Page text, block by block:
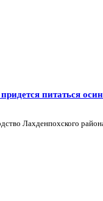
питаться
Лахденпохского